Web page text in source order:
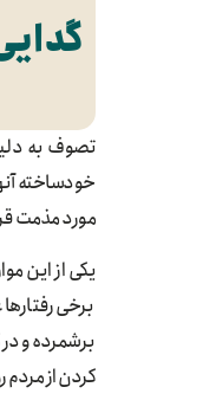
تصوف به
خودساخته
مورد مذمت
یکی از این
برخی
برشمرده و
کردن از